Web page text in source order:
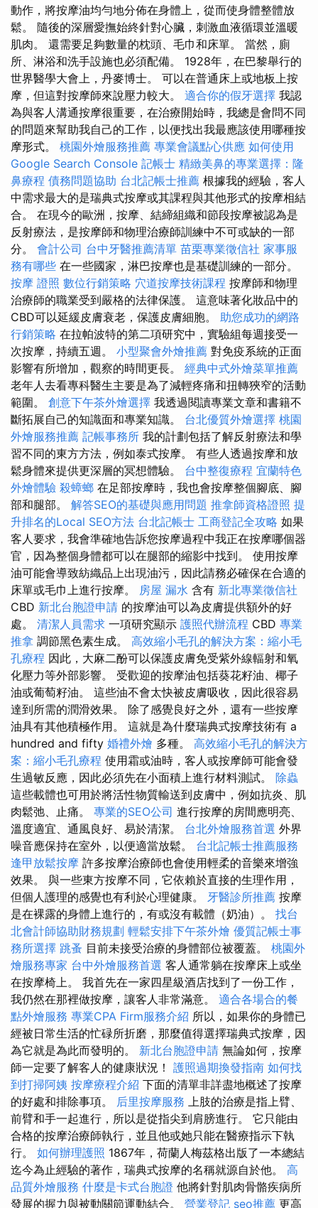
動作，將按摩油均勻地分佈在身體上，從而使身體整體放
鬆。 隨後的深層愛撫始終針對心臟，刺激血液循環並溫暖
肌肉。 還需要足夠數量的枕頭、毛巾和床單。 當然，廁
所、淋浴和洗手設施也必須配備。 1928年，在巴黎舉行的
世界醫學大會上，丹麥博士。 可以在普通床上或地板上按
摩，但這對按摩師來說壓力較大。 適合你的假牙選擇 我認
為與客人溝通按摩很重要，在治療開始時，我總是會問不同
的問題來幫助我自己的工作，以便找出我最應該使用哪種按
摩形式。 桃園外燴服務推薦 專業會議點心供應 如何使用
Google Search Console 記帳士 精緻美鼻的專業選擇：隆
鼻療程 債務問題協助 台北記帳士推薦 根據我的經驗，客人
中需求最大的是瑞典式按摩或其課程與其他形式的按摩相結
合。 在現今的歐洲，按摩、結締組織和節段按摩被認為是
反射療法，是按摩師和物理治療師訓練中不可或缺的一部
分。 會計公司 台中牙醫推薦清單 苗栗專業徵信社 家事服
務有哪些 在一些國家，淋巴按摩也是基礎訓練的一部分。
按摩 證照 數位行銷策略 穴道按摩技術課程 按摩師和物理
治療師的職業受到嚴格的法律保護。 這意味著化妝品中的
CBD可以延緩皮膚衰老，保護皮膚細胞。 助您成功的網路
行銷策略 在拉帕波特的第二項研究中，實驗組每週接受一
次按摩，持續五週。 小型聚會外燴推薦 對免疫系統的正面
影響有所增加，觀察的時間更長。 經典中式外燴菜單推薦
老年人去看專科醫生主要是為了減輕疼痛和扭轉狹窄的活動
範圍。 創意下午茶外燴選擇 我透過閱讀專業文章和書籍不
斷拓展自己的知識面和專業知識。 台北優質外燴選擇 桃園
外燴服務推薦 記帳事務所 我的計劃包括了解反射療法和學
習不同的東方方法，例如泰式按摩。 有些人透過按摩和放
鬆身體來提供更深層的冥想體驗。 台中整復療程 宜蘭特色
外燴體驗 殺蟑螂 在足部按摩時，我也會按摩整個腳底、腳
部和腿部。 解答SEO的基礎與應用問題 推拿師資格證照 提
升排名的Local SEO方法 台北記帳士 工商登記全攻略 如果
客人要求，我會準確地告訴您按摩過程中我正在按摩哪個器
官，因為整個身體都可以在腿部的縮影中找到。 使用按摩
油可能會導致紡織品上出現油污，因此請務必確保在合適的
床單或毛巾上進行按摩。 房屋 漏水 含有 新北專業徵信社
CBD 新北台胞證申請 的按摩油可以為皮膚提供額外的好
處。 清潔人員需求 一項研究顯示 護照代辦流程 CBD 專業
推拿 調節黑色素生成。 高效縮小毛孔的解決方案：縮小毛
孔療程 因此，大麻二酚可以保護皮膚免受紫外線輻射和氧
化壓力等外部影響。 受歡迎的按摩油包括葵花籽油、椰子
油或葡萄籽油。 這些油不會太快被皮膚吸收，因此很容易
達到所需的潤滑效果。 除了感覺良好之外，還有一些按摩
油具有其他積極作用。 這就是為什麼瑞典式按摩技術有 a
hundred and fifty 婚禮外燴 多種。 高效縮小毛孔的解決方
案：縮小毛孔療程 使用霜或油時，客人或按摩師可能會發
生過敏反應，因此必須先在小面積上進行材料測試。 除蟲
這些載體也可用於將活性物質輸送到皮膚中，例如抗炎、肌
肉鬆弛、止痛。 專業的SEO公司 進行按摩的房間應明亮、
溫度適宜、通風良好、易於清潔。 台北外燴服務首選 外界
噪音應保持在室外，以便適當放鬆。 台北記帳士推薦服務
逢甲放鬆按摩 許多按摩治療師也會使用輕柔的音樂來增強
效果。 與一些東方按摩不同，它依賴於直接的生理作用，
但個人護理的感覺也有利於心理健康。 牙醫診所推薦 按摩
是在裸露的身體上進行的，有或沒有載體（奶油）。 找台
北會計師協助財務規劃 輕鬆安排下午茶外燴 優質記帳士事
務所選擇 跳蚤 目前未接受治療的身體部位被覆蓋。 桃園外
燴服務專家 台中外燴服務首選 客人通常躺在按摩床上或坐
在按摩椅上。 我首先在一家四星級酒店找到了一份工作，
我仍然在那裡做按摩，讓客人非常滿意。 適合各場合的餐
點外燴服務 專業CPA Firm服務介紹 所以，如果你的身體已
經被日常生活的忙碌所折磨，那麼值得選擇瑞典式按摩，因
為它就是為此而發明的。 新北台胞證申請 無論如何，按摩
師一定要了解客人的健康狀況！ 護照過期換發指南 如何找
到打掃阿姨 按摩療程介紹 下面的清單非詳盡地概述了按摩
的好處和排除事項。 后里按摩服務 上肢的治療是指上臂、
前臂和手一起進行，所以是從指尖到肩膀進行。 它只能由
合格的按摩治療師執行，並且他或她只能在醫療指示下執
行。 如何辦理護照 1867年，荷蘭人梅茲格出版了一本總結
迄今為止經驗的著作，瑞典式按摩的名稱就源自於他。 高
品質外燴服務 什麼是卡式台胞證 他將針對肌肉骨骼疾病所
發展的握力與被動關節運動結合。 營業登記 seo推薦 更高